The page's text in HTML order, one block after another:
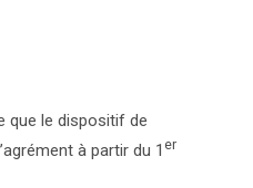
que le dispositif de
à partir du 1 er